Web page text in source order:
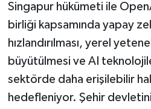
Singapur hükümeti ile
birliği kapsamında yapay
hızlandırılması, yerel
büyütülmesi ve AI
sektörde daha erişilebilir
hedefleniyor. Şehir